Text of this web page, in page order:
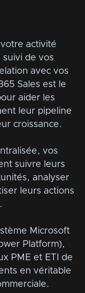
activité
suivi de vos
avec vos
Sales est le
aider les
leur pipeline
croissance.
vos
suivre leurs
analyser
leurs actions
Microsoft
Platform),
PME et ETI de
en véritable